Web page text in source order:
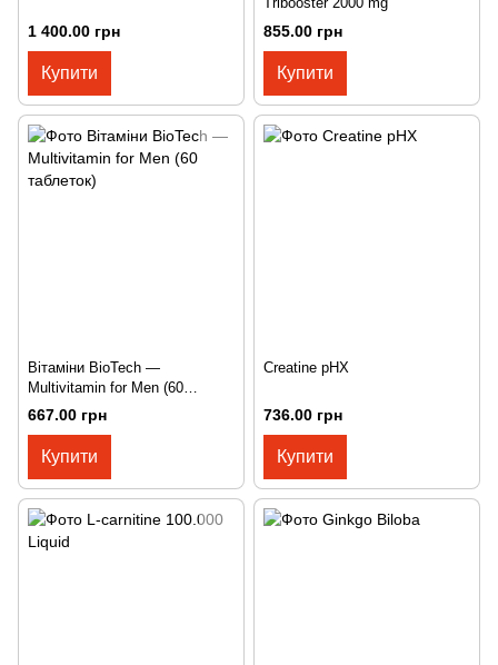
1 400.00 грн
Купити
855.00 грн
Купити
Вітаміни BioTech —
Multivitamin for Men (60
таблеток)
667.00 грн
Купити
Creatine pHX
736.00 грн
Купити